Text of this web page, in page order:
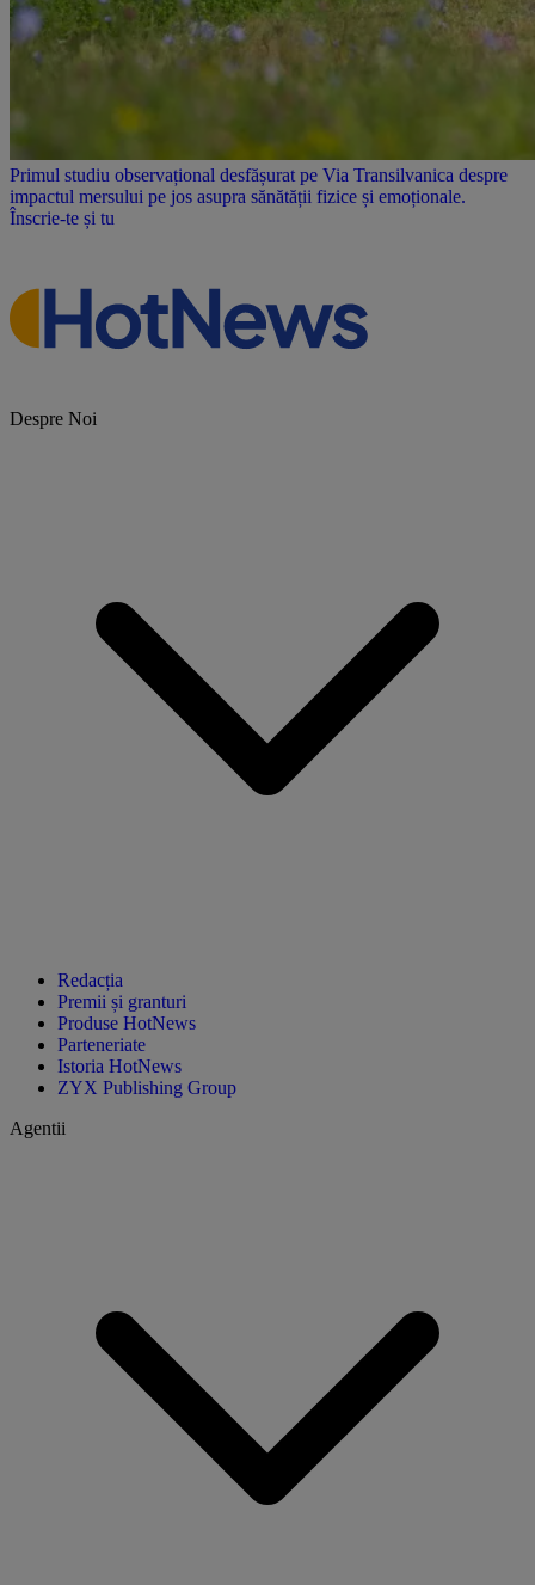
Primul studiu observațional desfășurat pe Via Transilvanica despre
impactul mersului pe jos asupra sănătății fizice și emoționale.
Înscrie-te și tu
Despre Noi
Redacția
Premii și granturi
Produse HotNews
Parteneriate
Istoria HotNews
ZYX Publishing Group
Agentii